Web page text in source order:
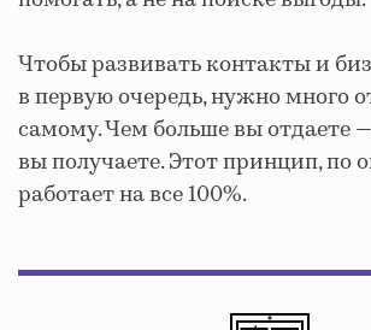
Чтобы развивать контакты и
в первую очередь, нужно много
самому. Чем больше вы отдаете
вы получаете. Этот принцип, по
работает на все 100%.